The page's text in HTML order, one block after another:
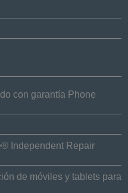
con garantía Phone
Independent Repair
de móviles y tablets para